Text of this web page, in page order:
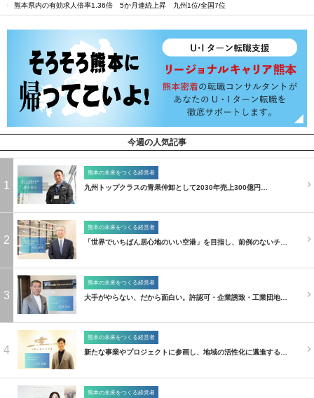
熊本県内の有効求人倍率1.36倍 5か月連続上昇 九州1位/全国7位
今週の人気記事
1
熊本の未来をつくる経営者
九州トップクラスの青果仲卸として2030年売上300億円…
2
熊本の未来をつくる経営者
「世界でいちばん居心地のいい空港」を目指し、前例のないチ…
3
熊本の未来をつくる経営者
大手がやらない、だから面白い。許認可・企業誘致・工業団地…
4
熊本の未来をつくる経営者
新たな事業やプロジェクトに参画し、地域の活性化に邁進する…
熊本の未来をつくる経営者